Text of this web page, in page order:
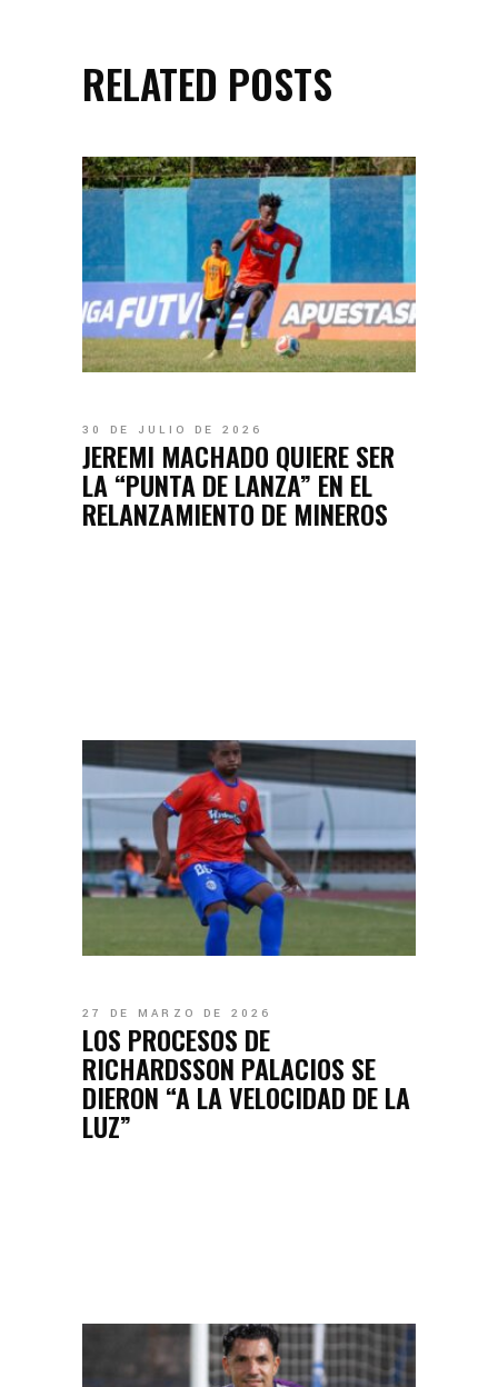
RELATED POSTS
30 DE JULIO DE 2026
JEREMI MACHADO QUIERE SER
LA “PUNTA DE LANZA” EN EL
RELANZAMIENTO DE MINEROS
27 DE MARZO DE 2026
LOS PROCESOS DE
RICHARDSSON PALACIOS SE
DIERON “A LA VELOCIDAD DE LA
LUZ”